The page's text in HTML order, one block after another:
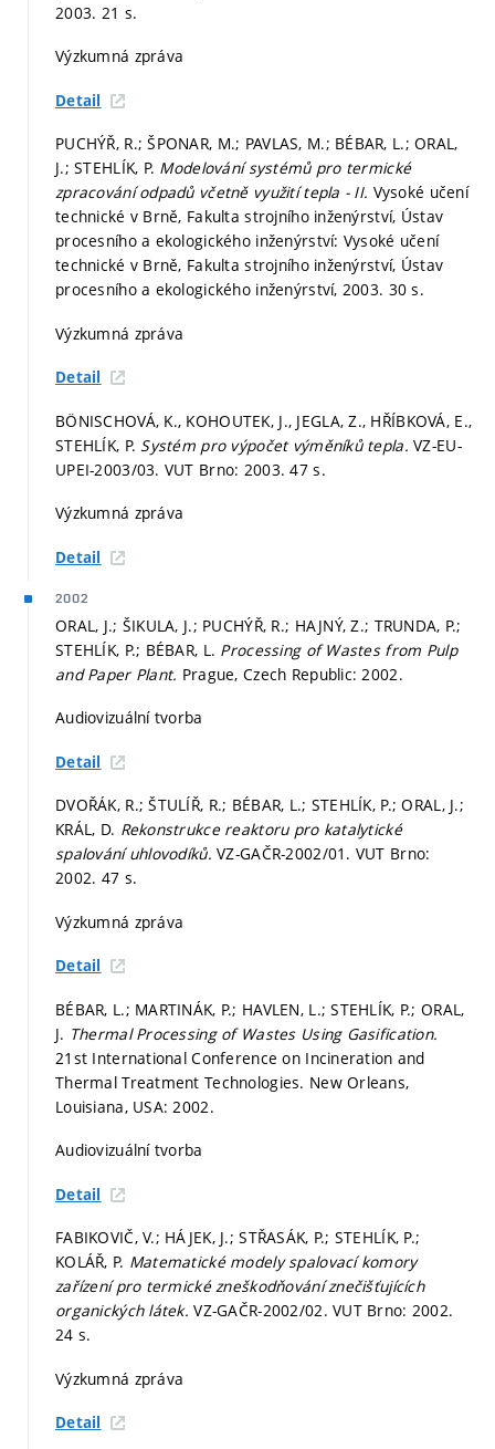
2003. 21 s.
Výzkumná zpráva
Detail
PUCHÝŘ, R.; ŠPONAR, M.; PAVLAS, M.; BÉBAR, L.; ORAL,
J.; STEHLÍK, P. Modelování systémů pro termické
zpracování odpadů včetně využití tepla - II. Vysoké učení
technické v Brně, Fakulta strojního inženýrství, Ústav
procesního a ekologického inženýrství: Vysoké učení
technické v Brně, Fakulta strojního inženýrství, Ústav
procesního a ekologického inženýrství, 2003. 30 s.
Výzkumná zpráva
Detail
BÖNISCHOVÁ, K., KOHOUTEK, J., JEGLA, Z., HŘÍBKOVÁ, E.,
STEHLÍK, P. Systém pro výpočet výměníků tepla.VZ-EU-
UPEI-2003/03. VUT Brno: 2003. 47 s.
Výzkumná zpráva
Detail
2002
ORAL, J.; ŠIKULA, J.; PUCHÝŘ, R.; HAJNÝ, Z.; TRUNDA, P.;
STEHLÍK, P.; BÉBAR, L. Processing of Wastes from Pulp
and Paper Plant. Prague, Czech Republic: 2002.
Audiovizuální tvorba
Detail
DVOŘÁK, R.; ŠTULÍŘ, R.; BÉBAR, L.; STEHLÍK, P.; ORAL, J.;
KRÁL, D. Rekonstrukce reaktoru pro katalytické
spalování uhlovodíků.VZ-GAČR-2002/01. VUT Brno:
2002. 47 s.
Výzkumná zpráva
Detail
BÉBAR, L.; MARTINÁK, P.; HAVLEN, L.; STEHLÍK, P.; ORAL,
J. Thermal Processing of Wastes Using Gasification.
21st International Conference on Incineration and
Thermal Treatment Technologies. New Orleans,
Louisiana, USA: 2002.
Audiovizuální tvorba
Detail
FABIKOVIČ, V.; HÁJEK, J.; STŘASÁK, P.; STEHLÍK, P.;
KOLÁŘ, P. Matematické modely spalovací komory
zařízení pro termické zneškodňování znečišťujících
organických látek.VZ-GAČR-2002/02. VUT Brno: 2002.
24 s.
Výzkumná zpráva
Detail